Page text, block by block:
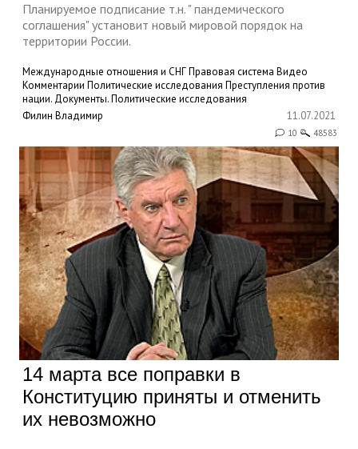
Планируемое подписание т.н. " пандемического
соглашения" установит новый мировой порядок на
территории России.
Международные отношения и СНГПравовая система Видео
Комментарии Политические исследования Преступления против
нации. Документы.Политические исследования
Филин Владимир
11.07.2021
10 48583
14 марта все поправки в
Конституцию приняты и отменить
их невозможно